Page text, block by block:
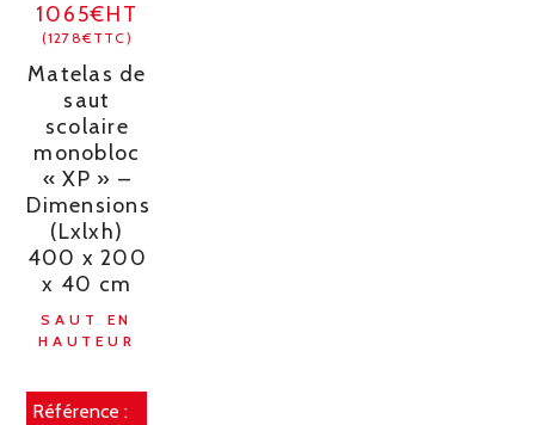
1065€HT
(1278€TTC)
Matelas de
saut
scolaire
monobloc
« XP » –
Dimensions
(Lxlxh)
400 x 200
x 40 cm
SAUT EN
HAUTEUR
Référence :